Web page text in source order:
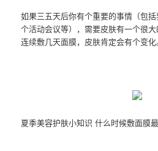
如果三五天后你有个重要的事情（包
个活动会议等），需要皮肤有一个很
连续敷几天面膜，皮肤肯定会有个变化
夏季美容护肤小知识 什么时候敷面膜